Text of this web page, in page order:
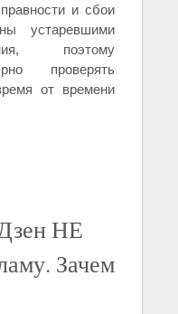
и сбои
устаревшими
поэтому
проверять
от времени
НЕ
Зачем